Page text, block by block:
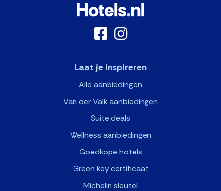
Laat je inspireren
Alle aanbiedingen
Van der Valk aanbiedingen
Suite deals
Wellness aanbiedingen
Goedkope hotels
Green key certificaat
Michelin sleutel